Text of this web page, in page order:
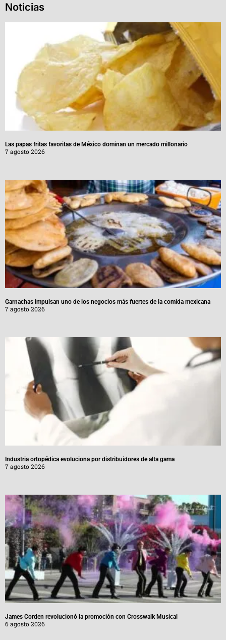
Noticias
Las papas fritas favoritas de México dominan un mercado millonario
7 agosto 2026
Garnachas impulsan uno de los negocios más fuertes de la comida mexicana
7 agosto 2026
Industria ortopédica evoluciona por distribuidores de alta gama
7 agosto 2026
James Corden revolucionó la promoción con Crosswalk Musical
6 agosto 2026